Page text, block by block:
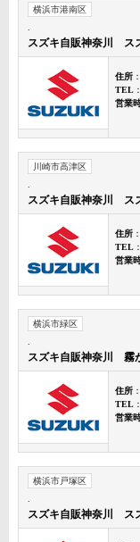
横浜市港南区
スズキ自販神奈川 ス
住所
TEL
営業
川崎市高津区
スズキ自販神奈川 ス
住所
TEL
営業
横浜市緑区
スズキ自販神奈川 霧
住所
TEL
営業
横浜市戸塚区
スズキ自販神奈川 ス